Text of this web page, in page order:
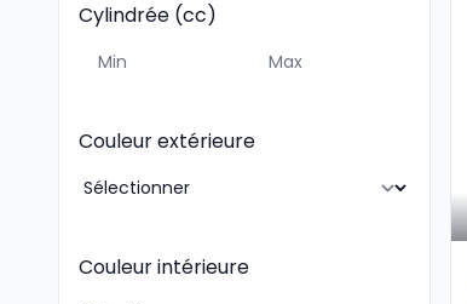
Cylindrée (cc)
Couleur extérieure
Couleur intérieure